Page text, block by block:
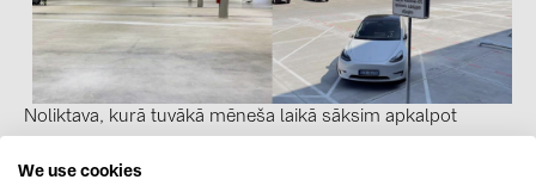
Jaunumi
Katalogi
kontakti
Noliktava, kurā tuvākā mēneša laikā sāksim apkalpot
📌 Maskavas iela 495, Rumbula, Stopiņu pagasts, LV-2121
We use cookies